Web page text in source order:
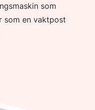
som
som en vaktpost